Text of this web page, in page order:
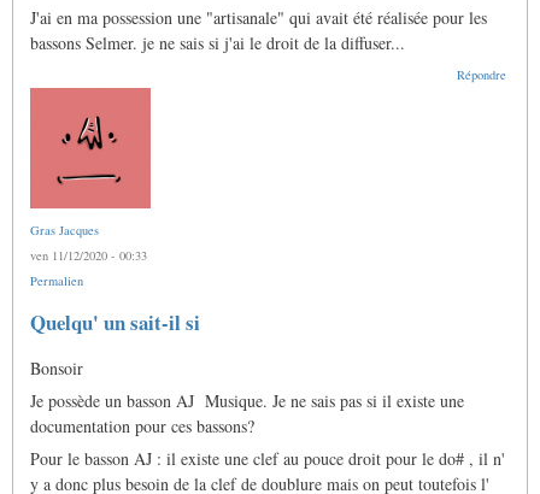
J'ai en ma possession une "artisanale" qui avait été réalisée pour les
bassons Selmer. je ne sais si j'ai le droit de la diffuser...
Répondre
Gras Jacques
ven 11/12/2020 - 00:33
Permalien
En
réponse
Quelqu'un
il
si
par
Quelqu' un sait-il si
Bonsoir
Je possède un basson AJ Musique. Je ne sais pas si il existe une
documentation pour ces bassons?
Pour le basson AJ : il existe une clef au pouce droit pour le do# , il n'
y a donc plus besoin de la clef de doublure mais on peut toutefois l'